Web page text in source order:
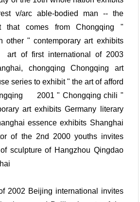
v/arc able-bodied man -- the
that comes from Chongqing "
" contemporary art exhibits
of first international of 2003
chongqing Chongqing art
series to exhibit " the art of afford
2001 " Chongqing chili "
art exhibits Germany literary
essence exhibits Shanghai
of the 2nd 2000 youths invites
sculpture of Hangzhou Qingdao
2002 Beijing international invites